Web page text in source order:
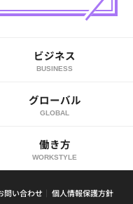
ビジネス
BUSINESS
グローバル
GLOBAL
働き方
WORKSTYLE
問い合わせ
個人情報保護方針